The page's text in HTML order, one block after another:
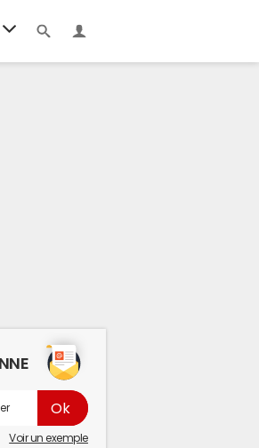
Voir un exemple